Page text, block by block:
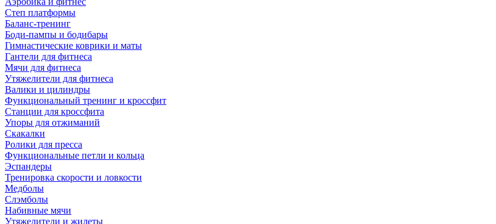
Степ платформы
Баланс-тренинг
Боди-пампы и бодибары
Гимнастические коврики и маты
Гантели для фитнеса
Мячи для фитнеса
Утяжелители для фитнеса
Валики и цилиндры
Функциональный тренинг и кроссфит
Станции для кроссфита
Упоры для отжиманий
Скакалки
Ролики для пресса
Функциональные петли и кольца
Эспандеры
Тренировка скорости и ловкости
Медболы
Слэмболы
Набивные мячи
Утяжелители и жилеты